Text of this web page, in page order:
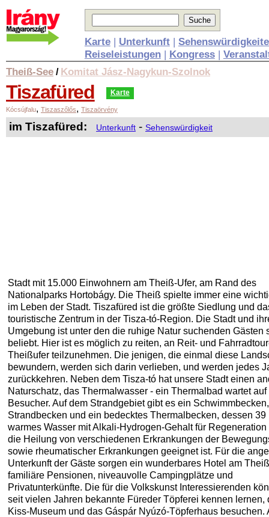
Karte| Unterkunft|
Reiseleistungen| Kongress|
Theiß-See / Komitat Jász-Nagykun-Szolnok
Tiszafüred Karte
Kócsújfalu, Tiszaszőlős, Tiszaörvény
im Tiszafüred: Unterkunft - Sehenswürdigkeit
Stadt mit 15.000 Einwohnern am Theiß-Ufer, am Rand des
Nationalparks Hortobágy. Die Theiß spielte immer eine
im Leben der Stadt. Tiszafüred ist die größte Siedlung und
touristische Zentrum in der Tisza-tó-Region. Die Stadt und
Umgebung ist unter den die ruhige Natur suchenden Gästen
beliebt. Hier ist es möglich zu reiten, an Reit- und
Theißufer teilzunehmen. Die jenigen, die einmal diese
bewundern, werden sich darin verlieben, und werden jedes
zurückkehren. Neben dem Tisza-tó hat unsere Stadt einen
Naturschatz, das Thermalwasser - ein Thermalbad wartet auf
Besucher. Auf dem Strandgebiet gibt es ein
Strandbecken und ein bedecktes Thermalbecken, dessen 39
warmes Wasser mit Alkali-Hydrogen-Gehalt für Regeneration
die Heilung von verschiedenen Erkrankungen der
sowie rheumatischer Erkrankungen geeignet ist. Für die
Unterkunft der Gäste sorgen ein wunderbares Hotel am
familiäre Pensionen, niveauvolle Campingplätze und
Privatunterkünfte. Die für die Volkskunst Interessierenden
seit vielen Jahren bekannte Füreder Töpferei kennen lernen,
Kiss-Museum und das Gáspár Nyúzó-Töpferhaus besuchen.